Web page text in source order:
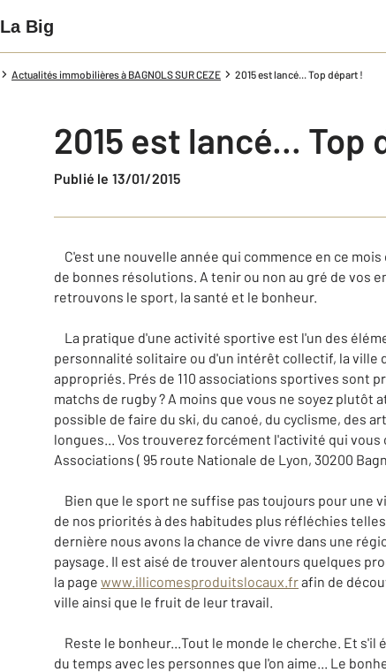
La Big
Actualités immobilières à BAGNOLS SUR CEZE 2015 est lancé... Top départ !
2015 est lancé... Top
Publié le 13/01/2015
C'est une nouvelle année qui commence en ce
de bonnes résolutions. A tenir ou non au gré de vos
retrouvons le sport, la santé et le bonheur.
La pratique d'une activité sportive est l'un des
personnalité solitaire ou d'un intérêt collectif, la ville
appropriés. Prés de 110 associations sportives sont
matchs de rugby ? A moins que vous ne soyez plutôt
possible de faire du ski, du canoé, du cyclisme, des
longues... Vos trouverez forcément l'activité qui
Associations ( 95 route Nationale de Lyon, 30200
Bien que le sport ne suffise pas toujours pour une
de nos priorités à des habitudes plus réfléchies
dernière nous avons la chance de vivre dans une
paysage. Il est aisé de trouver alentours quelques
la page www.illicomesproduitslocaux.frafin de
ville ainsi que le fruit de leur travail.
Reste le bonheur...Tout le monde le cherche. Et s'il
du temps avec les personnes que l'on aime... Le